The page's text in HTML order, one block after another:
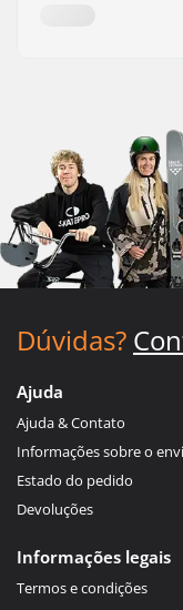
Dúvidas?
Ajuda
Ajuda & Contato
Informações sobre o
Estado do pedido
Devoluções
Informações legais
Termos e condições